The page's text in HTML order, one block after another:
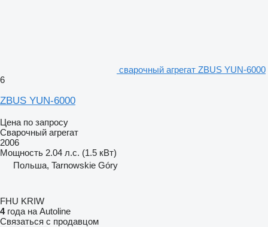
сварочный агрегат ZBUS YUN-6000
6
ZBUS YUN-6000
Цена по запросу
Сварочный агрегат
2006
Мощность 2.04 л.с. (1.5 кВт)
Польша, Tarnowskie Góry
FHU KRIW
4года на Autoline
Связаться с продавцом